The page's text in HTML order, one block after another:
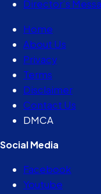
Director’s
Home
About Us
Privacy
Terms
Disclaimer
Contact Us
DMCA
Social Media
Facebook
Youtube